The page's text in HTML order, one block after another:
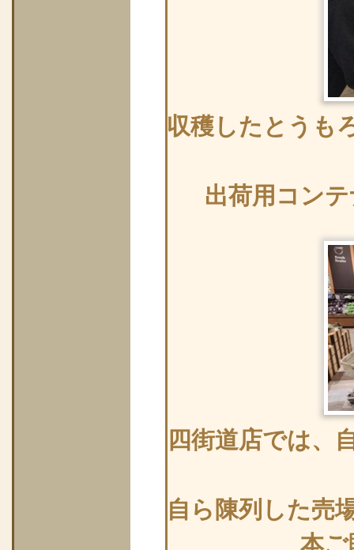
収穫したとうも
出荷用コン
四街道店では、
自ら陳列した売
本